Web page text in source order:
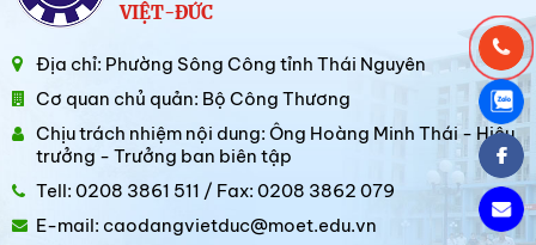
VIỆT-ĐỨC
Địa chỉ: Phường Sông Công tỉnh Thái Nguyên
Cơ quan chủ quản: Bộ Công Thương
Chịu trách nhiệm nội dung: Ông Hoàng Minh Thái - Hiệu
trưởng - Trưởng ban biên tập
Tell: 0208 3861 511 / Fax: 0208 3862 079
E-mail: caodangvietduc@moet.edu.vn